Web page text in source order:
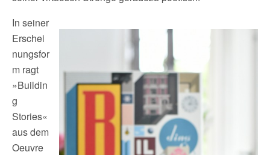
In seiner
Erschei
nungsfor
m ragt
»Buildin
g
Stories«
aus dem
Oeuvre